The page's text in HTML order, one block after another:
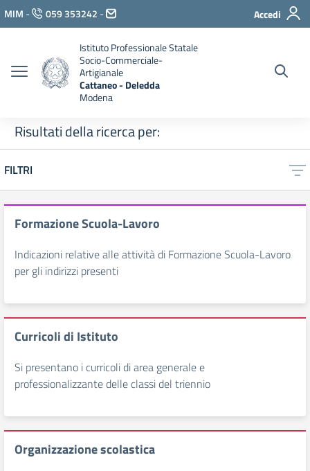
Vai ai contenuti
Vai al menu di navigazione
Vai al footer
MIM - 059 353242 - Accedi
Istituto Professionale Statale
Socio-Commerciale-
Artigianale
Cattaneo - Deledda
Modena
Risultati della ricerca per:
FILTRI
Formazione Scuola-Lavoro
Indicazioni relative alle attività di Formazione Scuola-Lavoro
per gli indirizzi presenti
Curricoli di Istituto
Si presentano i curricoli di area generale e
professionalizzante delle classi del triennio
Organizzazione scolastica